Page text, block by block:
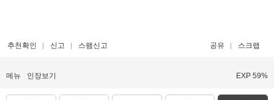
추천확인 신고 스팸신고 공유 스크랩
메뉴 인장보기 EXP 59%